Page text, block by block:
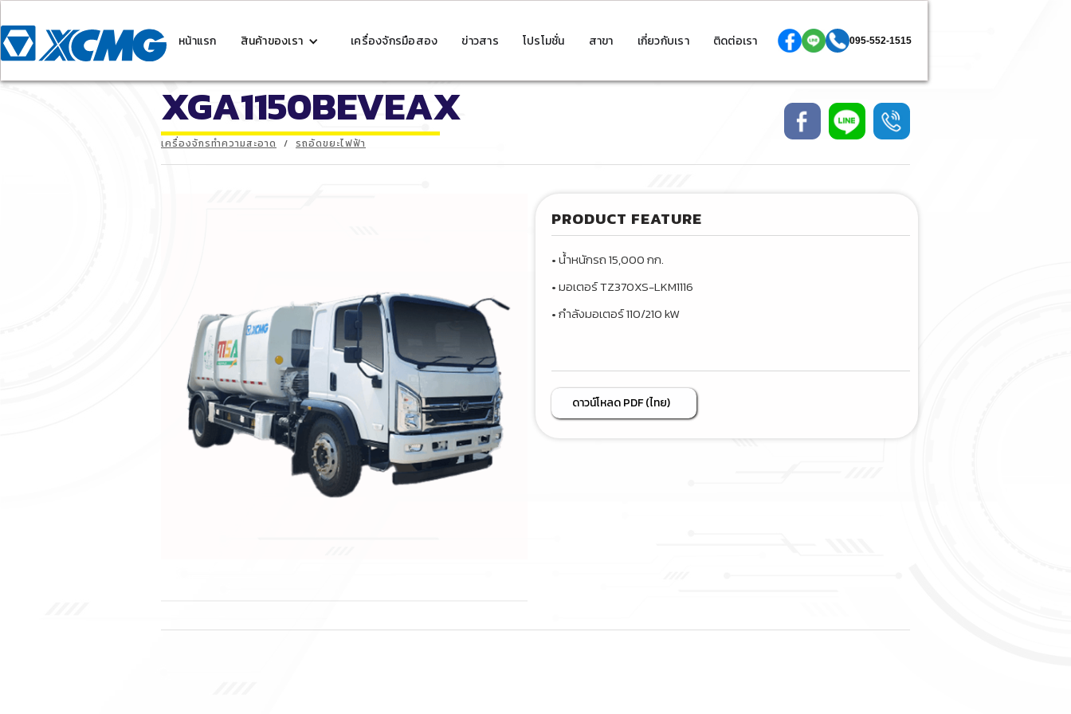
หน้าแรก สินค้าของเรา เครื่องจักรมือสอง ข่าวสาร โปรโมชั่น สาขา เกี่ยวกับเรา ติดต่อเรา 095-552-1515
XGA1150BEVEAX
เครื่องจักรทำความสะอาด / รถอัดขยะไฟฟ้า
PRODUCT FEATURE
• น้ำหนักรถ 15,000 กก.
• มอเตอร์ TZ370XS-LKM1116
•‍ กำลังมอเตอร์ 110/210 kW
ดาวน์โหลด PDF (ไทย)